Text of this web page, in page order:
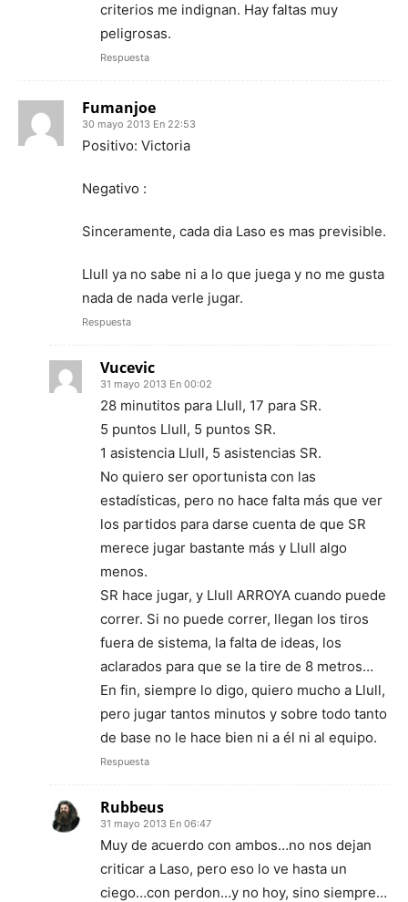
criterios me indignan. Hay faltas muy
peligrosas.
Respuesta
Fumanjoe
30 mayo 2013 En 22:53
Positivo: Victoria
Negativo :
Sinceramente, cada dia Laso es mas previsible.
Llull ya no sabe ni a lo que juega y no me gusta
nada de nada verle jugar.
Respuesta
Vucevic
31 mayo 2013 En 00:02
28 minutitos para Llull, 17 para SR.
5 puntos Llull, 5 puntos SR.
1 asistencia Llull, 5 asistencias SR.
No quiero ser oportunista con las
estadísticas, pero no hace falta más que ver
los partidos para darse cuenta de que SR
merece jugar bastante más y Llull algo
menos.
SR hace jugar, y Llull ARROYA cuando puede
correr. Si no puede correr, llegan los tiros
fuera de sistema, la falta de ideas, los
aclarados para que se la tire de 8 metros…
En fin, siempre lo digo, quiero mucho a Llull,
pero jugar tantos minutos y sobre todo tanto
de base no le hace bien ni a él ni al equipo.
Respuesta
Rubbeus
31 mayo 2013 En 06:47
Muy de acuerdo con ambos…no nos dejan
criticar a Laso, pero eso lo ve hasta un
ciego…con perdon…y no hoy, sino siempre…